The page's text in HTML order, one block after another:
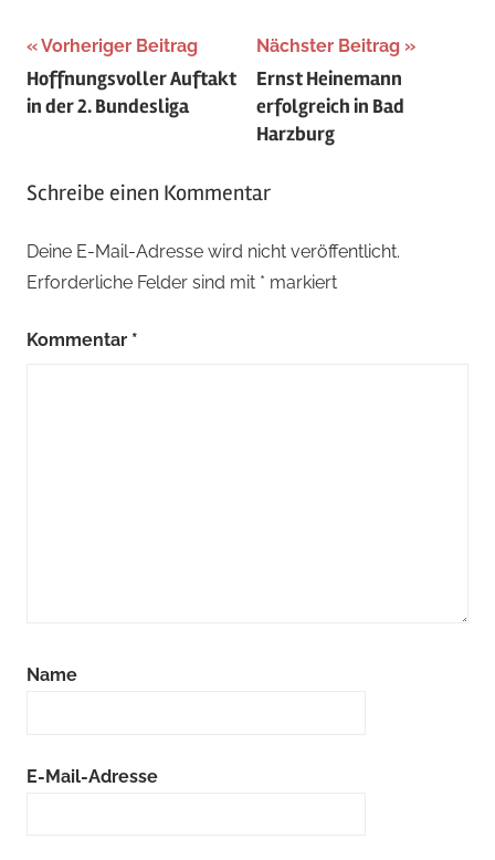
Beitragsnavigation
Vorheriger Beitrag
Hoffnungsvoller Auftakt
in der 2. Bundesliga
Nächster Beitrag
Ernst Heinemann
erfolgreich in Bad
Harzburg
Schreibe einen Kommentar
Deine E-Mail-Adresse wird nicht veröffentlicht.
Erforderliche Felder sind mit * markiert
Kommentar *
Name
E-Mail-Adresse